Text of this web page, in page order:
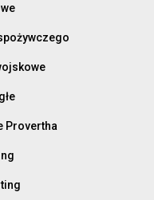
Provertha